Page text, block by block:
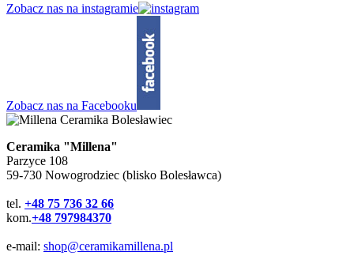
Zobacz nas na instagramie
Zobacz nas na Facebooku
Ceramika "Millena"
Parzyce 108
59-730 Nowogrodziec (blisko Bolesławca)
tel. +48 75 736 32 66
kom.+48 797984370
e-mail: shop@ceramikamillena.pl